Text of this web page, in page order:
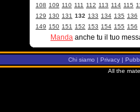
108 109 110 111 112 113 114 115
129 130 131 132 133 134 135 136
149 150 151 152 153 154 155 156
Manda anche tu il tuo
Chi siamo | Privacy |
All the